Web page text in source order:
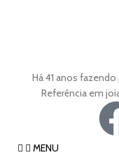
Há 41 anos
Referência em
MENU